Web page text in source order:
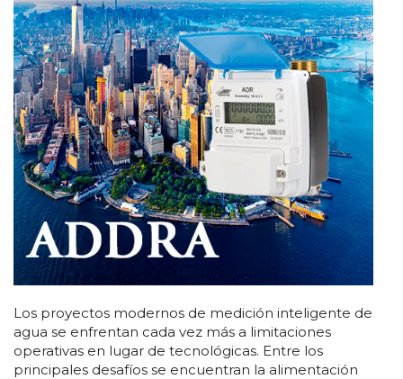
Los proyectos modernos de medición inteligente de
agua se enfrentan cada vez más a limitaciones
operativas en lugar de tecnológicas. Entre los
principales desafíos se encuentran la alimentación